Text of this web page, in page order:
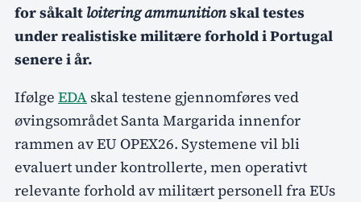
for såkalt loitering ammunitionskal testes
under realistiske militære forhold i Portugal
senere i år.
Ifølge EDA skal testene gjennomføres ved
øvingsområdet Santa Margarida innenfor
rammen av EU OPEX26. Systemene vil bli
evaluert under kontrollerte, men operativt
relevante forhold av militært personell fra EUs